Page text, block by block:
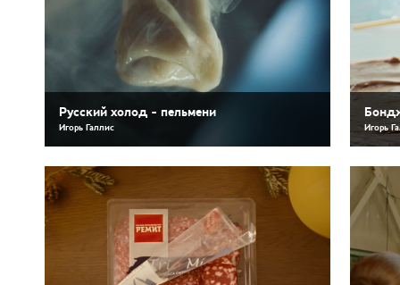
Русский холод - пельмени
Игорь Галлис Игорь